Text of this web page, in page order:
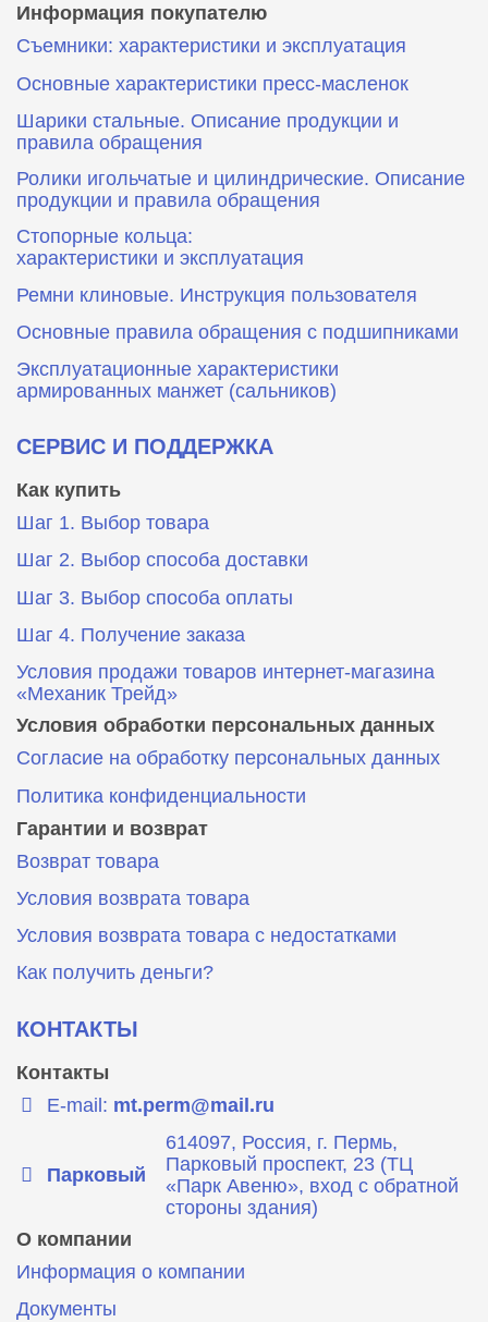
Информация покупателю
Съемники: характеристики и эксплуатация
Основные характеристики пресс‑масленок
Шарики стальные. Описание продукции и
правила обращения
Ролики игольчатые и цилиндрические. Описание
продукции и правила обращения
Стопорные кольца:
характеристики и эксплуатация
Ремни клиновые. Инструкция пользователя
Основные правила обращения с подшипниками
Эксплуатационные характеристики
армированных манжет (сальников)
СЕРВИС И ПОДДЕРЖКА
Как купить
Шаг 1. Выбор товара
Шаг 2. Выбор способа доставки
Шаг 3. Выбор способа оплаты
Шаг 4. Получение заказа
Условия продажи товаров интернет-магазина
«Механик Трейд»
Условия обработки персональных данных
Согласие на обработку персональных данных
Политика конфиденциальности
Гарантии и возврат
Возврат товара
Условия возврата товара
Условия возврата товара с недостатками
Как получить деньги?
КОНТАКТЫ
Контакты
E-mail: mt.perm@mail.ru
Парковый
614097, Россия, г. Пермь,
Парковый проспект, 23 (ТЦ
«Парк Авеню», вход с обратной
стороны здания)
О компании
Информация о компании
Документы